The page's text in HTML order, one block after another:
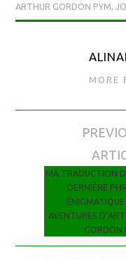
ARTHUR GORDON PYM
MORE
Navigation
MA TRADUCTION
DERNIÈRE
ÉNIGMATIQUE
AVENTURES
GORDON